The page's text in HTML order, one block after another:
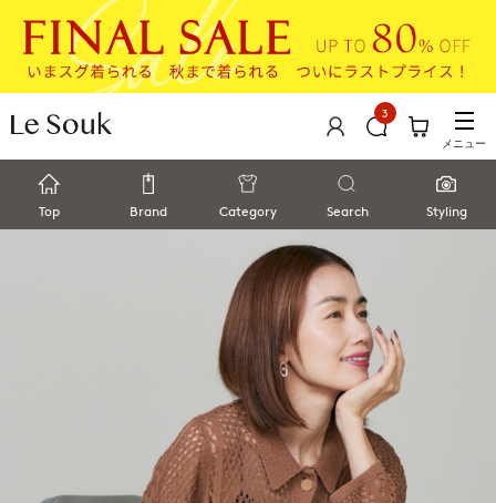
3
メニュー
Top Brand Category Search Styling